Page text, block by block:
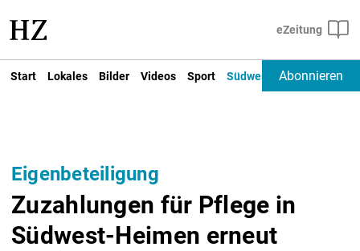
Start Lokales Bilder Videos Sport Südwest Deutschland
Abonnieren
Eigenbeteiligung
Zuzahlungen für Pflege in
Südwest-Heimen erneut